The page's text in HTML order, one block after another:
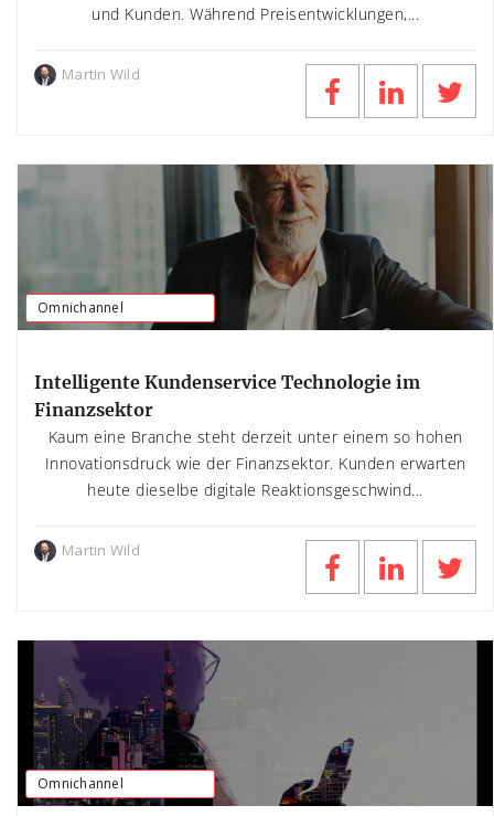
und Kunden. Während Preisentwicklungen,...
Martin Wild
Omnichannel
Intelligente Kundenservice Technologie im
Finanzsektor
Kaum eine Branche steht derzeit unter einem so hohen
Innovationsdruck wie der Finanzsektor. Kunden erwarten
heute dieselbe digitale Reaktionsgeschwind...
Martin Wild
Omnichannel